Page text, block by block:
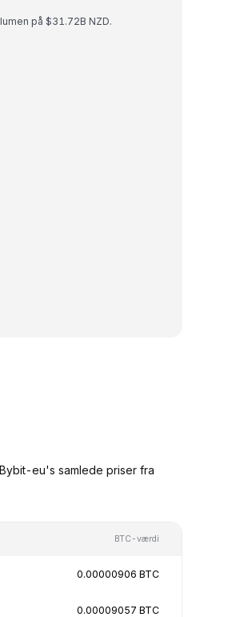
på $31.72B NZD.
eu's samlede priser fra
BTC-værdi
0.00000906 BTC
0.00009057 BTC